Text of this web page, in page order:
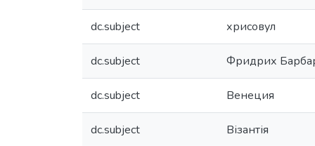
dc.subject хрисовул
dc.subject Фридрих
dc.subject Венеция
dc.subject Візантія